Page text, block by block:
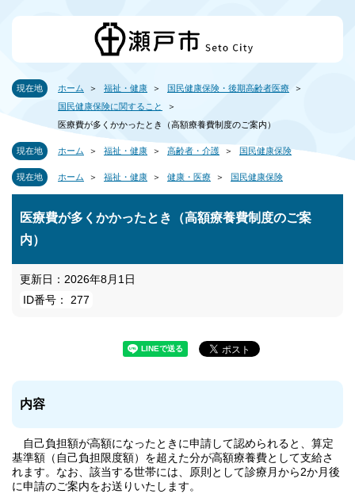
現在地 ホーム 福祉・健康
国民健康保険・後期高齢者医療
国民健康保険に関すること
医療費が多くかかったとき（高額療養費制度のご案内）
現在地 ホーム 福祉・健康 高齢者・介護 国民健康保険
現在地 ホーム 福祉・健康 健康・医療 国民健康保険
医療費が多くかかったとき（高額療養費制度のご案
内）
更新日：2026年8月1日
ID番号： 277
内容
自己負担額が高額になったときに申請して認められると、算定
基準額（自己負担限度額）を超えた分が高額療養費として支給さ
れます。なお、該当する世帯には、原則として診療月から2か月後
に申請のご案内をお送りいたします。